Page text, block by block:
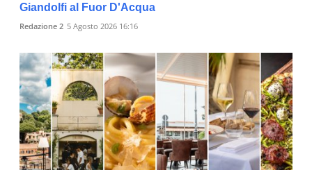
Giandolfi al Fuor D'Acqua
Redazione 2 5 Agosto 2026 16:16